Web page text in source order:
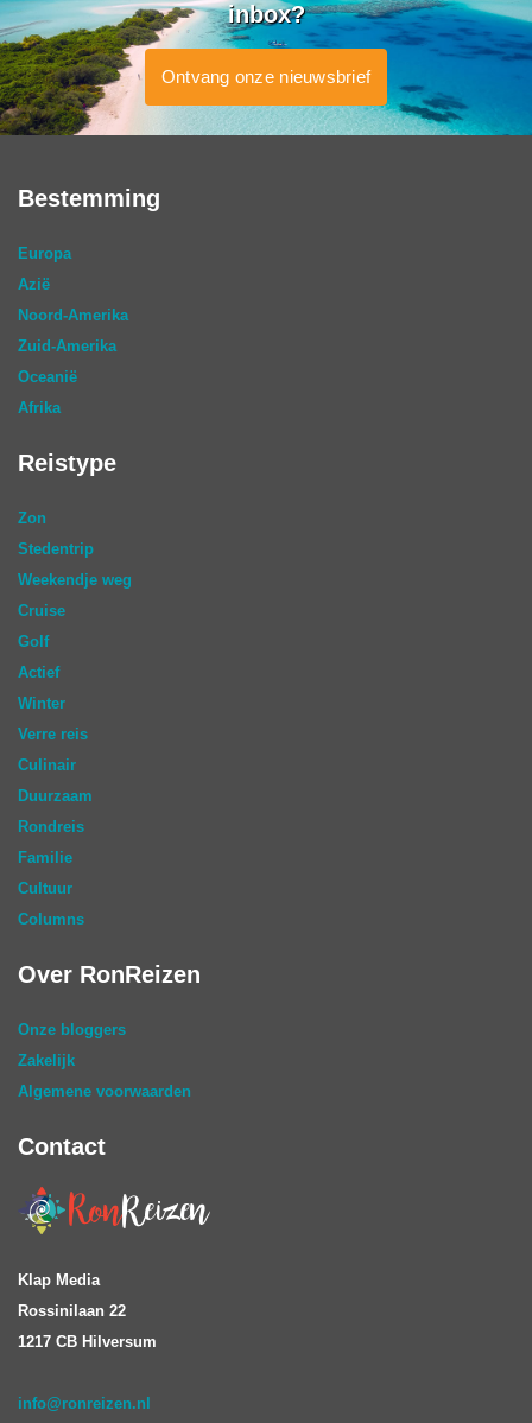
inbox?
Ontvang onze nieuwsbrief
Bestemming
Europa
Azië
Noord-Amerika
Zuid-Amerika
Oceanië
Afrika
Reistype
Zon
Stedentrip
Weekendje weg
Cruise
Golf
Actief
Winter
Verre reis
Culinair
Duurzaam
Rondreis
Familie
Cultuur
Columns
Over RonReizen
Onze bloggers
Zakelijk
Algemene voorwaarden
Contact
Klap Media
Rossinilaan 22
1217 CB Hilversum
info@ronreizen.nl